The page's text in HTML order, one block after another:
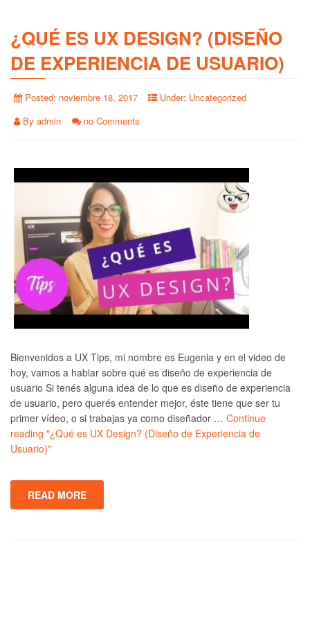
¿QUÉ ES UX DESIGN? (DISEÑO
DE EXPERIENCIA DE USUARIO)
Posted: noviembre 18, 2017 Under: Uncategorized
By admin no Comments
Bienvenidos a UX Tips, mi nombre es Eugenia y en el video de
hoy, vamos a hablar sobre qué es diseño de experiencia de
usuario Si tenés alguna idea de lo que es diseño de experiencia
de usuario, pero querés entender mejor, éste tiene que ser tu
primer vídeo, o si trabajas ya como diseñador … Continue
reading "¿Qué es UX Design? (Diseño de Experiencia de
Usuario)"
READ MORE